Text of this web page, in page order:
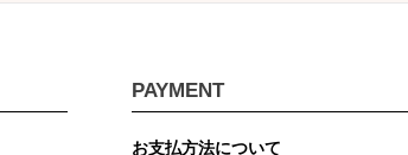
PAYMENT
お支払方法について